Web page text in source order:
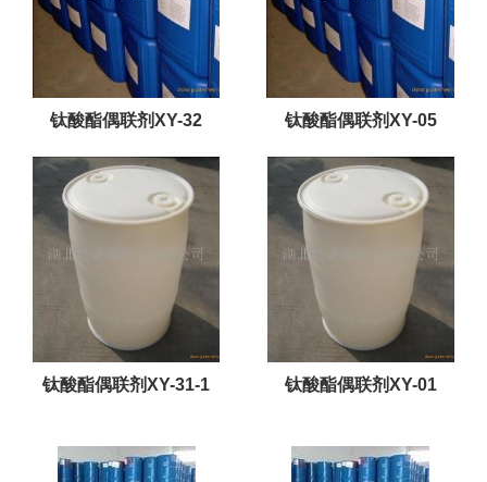
钛酸酯偶联剂XY-32 钛酸酯偶联剂XY-05
钛酸酯偶联剂XY-31-1 钛酸酯偶联剂XY-01